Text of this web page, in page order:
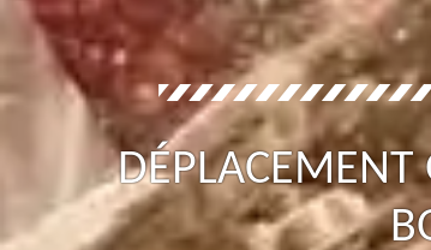
DÉPLACEMENT